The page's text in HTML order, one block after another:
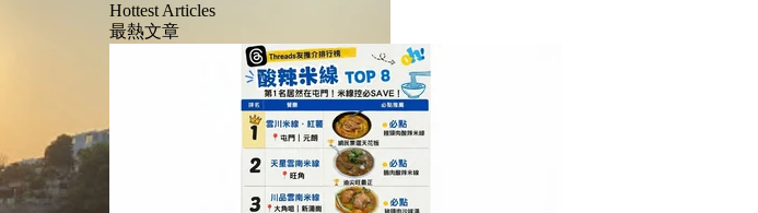
Hottest Articles
最熱文章